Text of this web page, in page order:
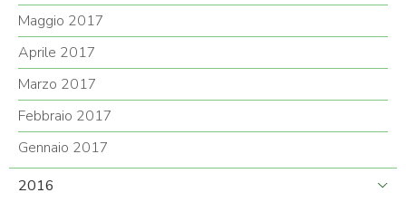
Maggio 2017
Aprile 2017
Marzo 2017
Febbraio 2017
Gennaio 2017
2016